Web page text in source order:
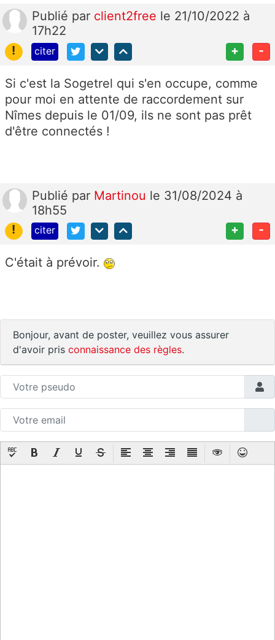
Publié par client2free le 21/10/2022 à
17h22
!
citer + -
Si c'est la Sogetrel qui s'en occupe, comme
pour moi en attente de raccordement sur
Nîmes depuis le 01/09, ils ne sont pas prêt
d'être connectés !
Publié par Martinou le 31/08/2024 à
18h55
!
citer + -
C'était à prévoir.
Bonjour, avant de poster, veuillez vous assurer
d'avoir pris connaissance des règles.